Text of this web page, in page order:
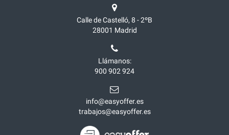
Calle de Castelló, 8 - 2ºB
28001 Madrid
Llámanos:
900 902 924
info@easyoffer.es
trabajos@easyoffer.es